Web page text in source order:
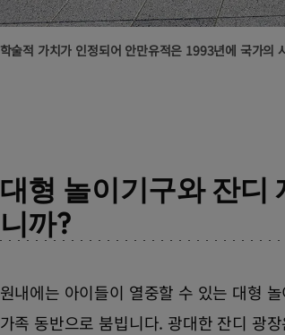
학술적 가치가 인정되어 안만유적은 1993년에 국가의
대형 놀이기구와 잔디
니까?
원내에는 아이들이 열중할 수 있는 대형
가족 동반으로 붐빕니다. 광대한 잔디 광